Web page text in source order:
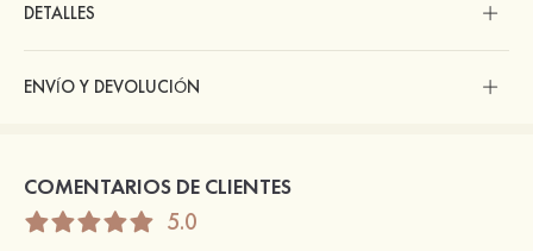
DETALLES
ENVÍO Y DEVOLUCIÓN
COMENTARIOS DE CLIENTES
5.0